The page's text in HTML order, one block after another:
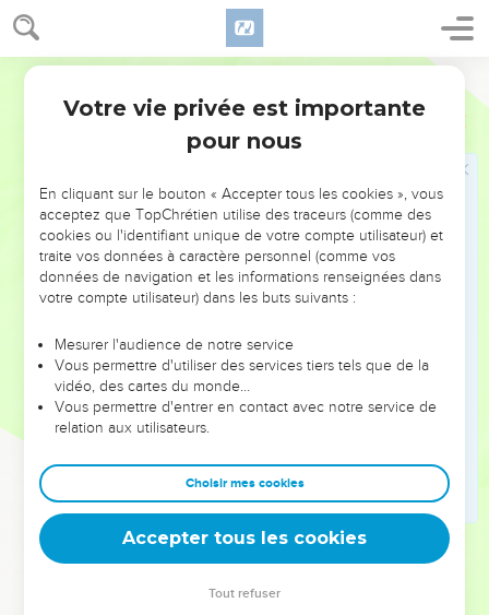
6
désastre, vous avez pris peur.
22 Vous ai-je demandé de me faire un cadeau, de prélever
pour moi une part de vos biens,
afin de m’arracher aux mains d’un ennemi et de me
moi en quoi j’ai commis une erreur.
Des arguments honnêtes ne blessent personne, mais sur
quoi portent les critiques que vous faites ?
Songez-vous donc à critiquer de simples mots ? Ce sont
des mots en l’air, d’un homme sans espoir.
Vous oseriez tirer au sort un orphelin, vous iriez jusqu’à
vendre votre propre ami !
Eh bien, regardez-moi dans les yeux, voulez-vous ? Et
dites-moi si je vous joue la comédie.
vous que j’ignore le goût du malheur ? Regardez-moi : pas
de tricherie entre nous ! Regardez-moi encore : mon
innocence est évidente en cette affaire.
© Société biblique française – Bibli’O, 1997, avec autorisation. Pour vous procurer
Votre vie privée est importante
pour nous
En cliquant sur le bouton « Accepter tous les cookies », vous
acceptez que TopChrétien utilise des traceurs (comme des
cookies ou l'identifiant unique de votre compte utilisateur) et
traite vos données à caractère personnel (comme vos
données de navigation et les informations renseignées dans
votre compte utilisateur) dans les buts suivants :
Mesurer l'audience de notre service
Vous permettre d'utiliser des services tiers tels que de la
vidéo, des cartes du monde…
Vous permettre d'entrer en contact avec notre service de
relation aux utilisateurs.
Choisir mes cookies
Accepter tous les cookies
Tout refuser